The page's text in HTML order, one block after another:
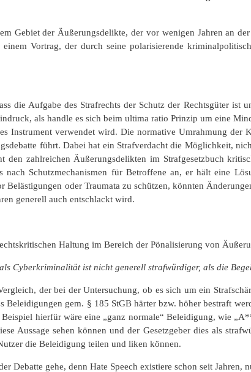
Gebiet der Äußerungsdelikte, der vor wenigen Jahren an
Vortrag, der durch seine polarisierende
die Aufgabe des Strafrechts der Schutz der Rechtsgüter
als handle es sich beim ultima ratio Prinzip um eine
Instrument verwendet wird. Die normative Umrahmung
führt. Dabei hat ein Strafverdacht die Möglichkeit,
den zahlreichen Äußerungsdelikten im Strafgesetzbuch
Schutzmechanismen für Betroffene an, er hält eine
oder Traumata zu schützen, könnten
generell auch entschlackt wird.
Haltung im Bereich der Pönalisierung von
Cyberkriminalität ist nicht generell strafwürdiger, als die
der bei der Untersuchung, ob es sich um ein
Beleidigungen gem. § 185 StGB härter bzw. höher bestraft
hierfür wäre eine „ganz normale“ Beleidigung, wie
Aussage sehen können und der Gesetzgeber dies als
die Beleidigung teilen und liken können.
Debatte gehe, denn Hate Speech existiere schon seit